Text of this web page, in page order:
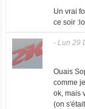
Un vrai
ce soir
- Lun 29
Ouais
comme
ok, mais
(on